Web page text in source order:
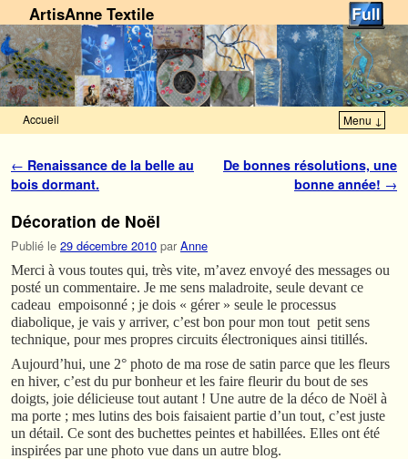
ArtisAnne Textile
Accueil Menu ↓
Navigation des articles
← Renaissance de la belle au
bois dormant.
De bonnes résolutions, une
bonne année! →
Décoration de Noël
Publié le 29 décembre 2010 par Anne
Merci à vous toutes qui, très vite, m’avez envoyé des messages ou
posté un commentaire. Je me sens maladroite, seule devant ce
cadeau empoisonné ; je dois « gérer » seule le processus
diabolique, je vais y arriver, c’est bon pour mon tout petit sens
technique, pour mes propres circuits électroniques ainsi titillés.
Aujourd’hui, une 2° photo de ma rose de satin parce que les fleurs
en hiver, c’est du pur bonheur et les faire fleurir du bout de ses
doigts, joie délicieuse tout autant ! Une autre de la déco de Noël à
ma porte ; mes lutins des bois faisaient partie d’un tout, c’est juste
un détail. Ce sont des buchettes peintes et habillées. Elles ont été
inspirées par une photo vue dans un autre blog.